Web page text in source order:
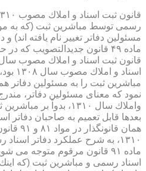
مسئولین دفاتر تغییر نام یافته اند)
اسناد
مباشرین ثبت را به مسئولین دفاتر
واملاك سال ۱۳۱۰، بدواً
بعدها قابل تعمیم به صاحبان دفاتر
همان
۱۳۱۰، به شرح عملكرد دفاتر
ماده ۹۱ قانون مرقوم متوجه
اسناد رسمی و مباشرین ثبت (كه اینك